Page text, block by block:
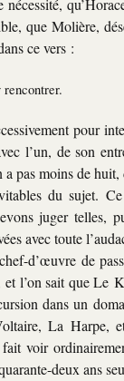
que Molière,
ce vers :
rencontrer.
pour
l’un, de son
pas moins de
du sujet.
juger telles,
avec toute
d’œuvre de
l’on sait que Le
dans un
La Harpe,
voir
deux ans